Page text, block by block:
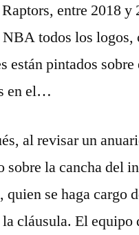
entre 2018
todos los logos,
están pintados
en el…
al revisar un
sobre la cancha del
se haga cargo
la cláusula. El